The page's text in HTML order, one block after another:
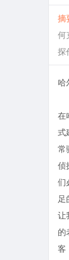
摘
何
探
哈
在
式
常
侦
们
足
让
的
客